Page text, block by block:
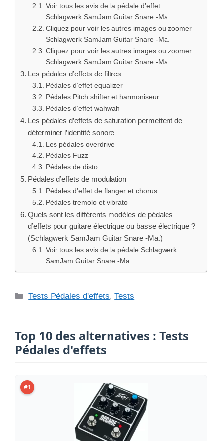
Voir tous les avis de la pédale d’effet
Schlagwerk SamJam Guitar Snare -Ma.
Cliquez pour voir les autres images ou zoomer
Schlagwerk SamJam Guitar Snare -Ma.
Cliquez pour voir les autres images ou zoomer
Schlagwerk SamJam Guitar Snare -Ma.
Les pédales d’effets de filtres
Pédales d’effet equalizer
Pédales Pitch shifter et harmoniseur
Pédales d’effet wahwah
Les pédales d’effets de saturation permettent de
déterminer l’identité sonore
Les pédales overdrive
Pédales Fuzz
Pédales de disto
Pédales d’effets de modulation
Pédales d’effet de flanger et chorus
Pédales tremolo et vibrato
Quels sont les différents modèles de pédales
d’effets pour guitare électrique ou basse électrique ?
(Schlagwerk SamJam Guitar Snare -Ma.)
Voir tous les avis de la pédale Schlagwerk
SamJam Guitar Snare -Ma.
Catégories
Tests Pédales d'effets,Tests
Top 10 des alternatives : Tests
Pédales d'effets
#1